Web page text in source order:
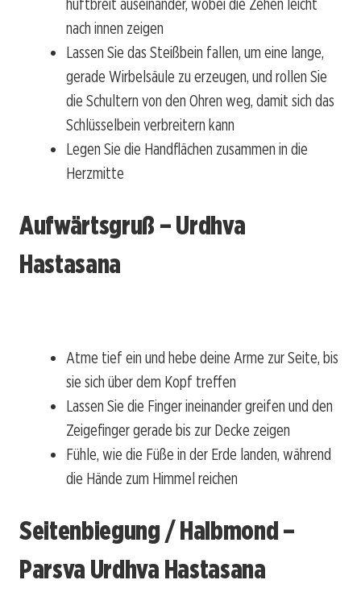
nach innen zeigen
Lassen Sie das Steißbein fallen, um eine lange,
gerade Wirbelsäule zu erzeugen, und rollen Sie
die Schultern von den Ohren weg, damit sich das
Schlüsselbein verbreitern kann
Legen Sie die Handflächen zusammen in die
Herzmitte
Aufwärtsgruß – Urdhva
Hastasana
Atme tief ein und hebe deine Arme zur Seite, bis
sie sich über dem Kopf treffen
Lassen Sie die Finger ineinander greifen und den
Zeigefinger gerade bis zur Decke zeigen
Fühle, wie die Füße in der Erde landen, während
die Hände zum Himmel reichen
Seitenbiegung / Halbmond –
Parsva Urdhva Hastasana